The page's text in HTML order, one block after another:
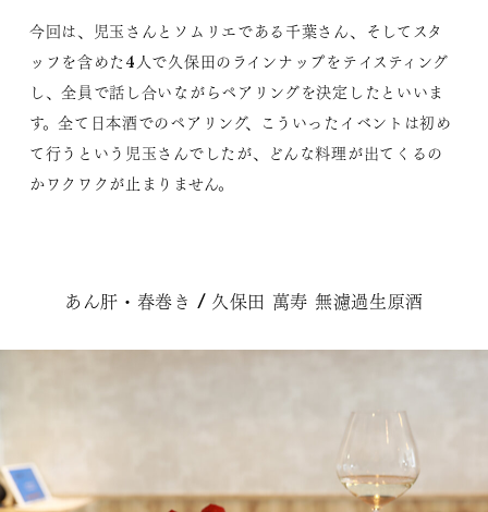
今回は、児玉さんとソムリエである千葉さん、そしてスタ
ッフを含めた4人で久保田のラインナップをテイスティング
し、全員で話し合いながらペアリングを決定したといいま
す。全て日本酒でのペアリング、こういったイベントは初め
て行うという児玉さんでしたが、どんな料理が出てくるの
かワクワクが止まりません。
あん肝・春巻き / 久保田 萬寿 無濾過生原酒